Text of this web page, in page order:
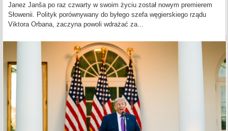
Janez Janša po raz czwarty w swoim życiu został nowym premierem
Słowenii. Polityk porównywany do byłego szefa węgierskiego rządu
Viktora Orbana, zaczyna powoli wdrażać za...